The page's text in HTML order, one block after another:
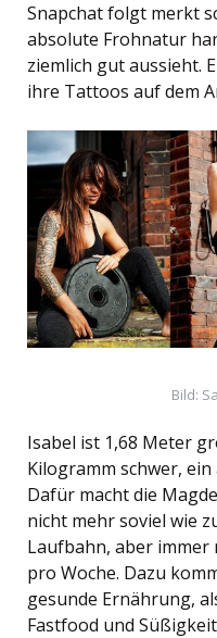
Snapchat folgt merkt
absolute Frohnatur
ziemlich gut aussieht.
ihre Tattoos auf dem
Bild:
Isabel ist 1,68 Meter
Kilogramm schwer,
Dafür macht die
nicht mehr soviel wie
Laufbahn, aber
pro Woche. Dazu
gesunde Ernährung,
Fastfood und